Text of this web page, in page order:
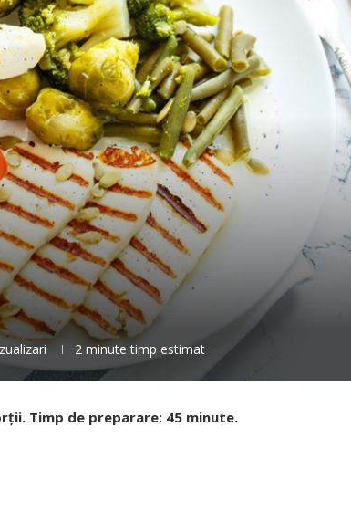
2 minute timp estimat
Timp de preparare: 45 minute.